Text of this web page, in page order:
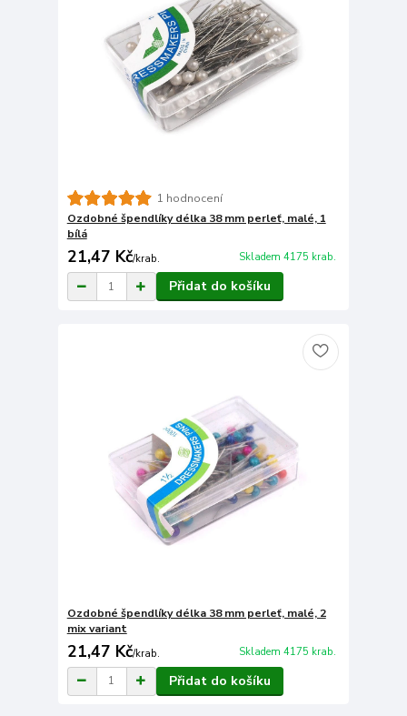
1 hodnocení
Ozdobné špendlíky délka 38 mm perleť, malé, 1
bílá
21,47 Kč/krab. Skladem 4175 krab.
Přidat do košíku
Ozdobné špendlíky délka 38 mm perleť, malé, 2
mix variant
21,47 Kč/krab. Skladem 4175 krab.
Přidat do košíku